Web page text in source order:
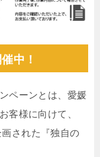
中！
ペーンとは、愛媛
客様に向けて、
画された『独自の